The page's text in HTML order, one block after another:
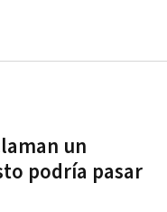
un
podría pasar